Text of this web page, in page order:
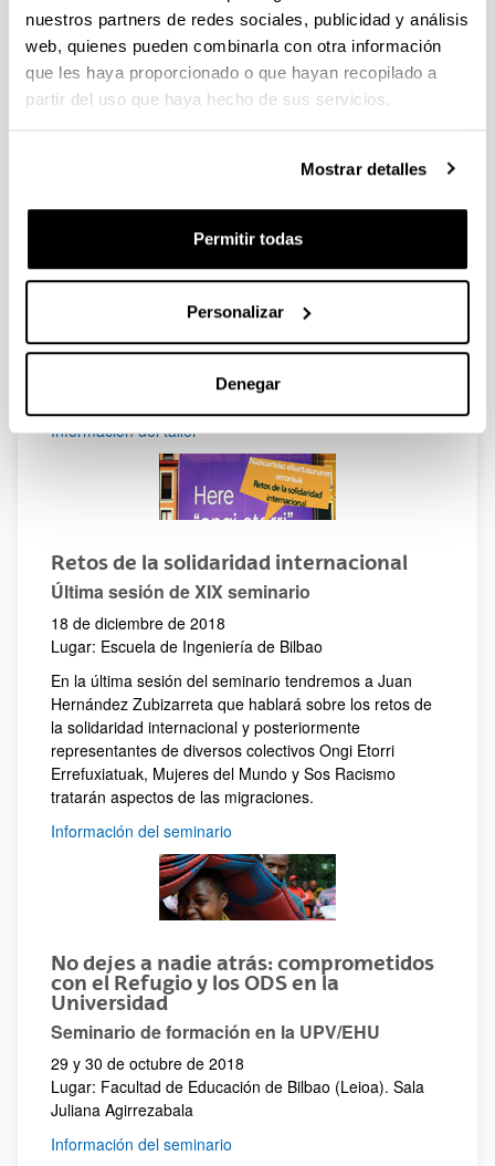
nuestros partners de redes sociales, publicidad y análisis
web, quienes pueden combinarla con otra información
que les haya proporcionado o que hayan recopilado a
partir del uso que haya hecho de sus servicios.
Mostrar detalles
Permitir todas
Personalizar
Denegar
solidaridad
Este taller forma parte del proyecto: “No dejes a nadie
atrás. Comprometidos con los ODS y el Refugio en
promovido por el Comité español de
ACNUR, con la colaboración y el apoyo de la UPV/EHU
y la financiación de la Agencia Española de
Información del taller
Retos de la solidaridad internacional
Última sesión de XIX seminario
18 de diciembre de 2018
Lugar: Escuela de Ingeniería de Bilbao
En la última sesión del seminario tendremos a Juan
Hernández Zubizarreta que hablará sobre los retos de
la solidaridad internacional y posteriormente
representantes de diversos colectivos Ongi Etorri
Errefuxiatuak, Mujeres del Mundo y Sos Racismo
tratarán aspectos de las migraciones.
Información del seminario
No dejes a nadie atrás: comprometidos
con el Refugio y los ODS en la
Universidad
Seminario de formación en la UPV/EHU
29 y 30 de octubre de 2018
Lugar: Facultad de Educación de Bilbao (Leioa). Sala
Juliana Agirrezabala
Información del seminario